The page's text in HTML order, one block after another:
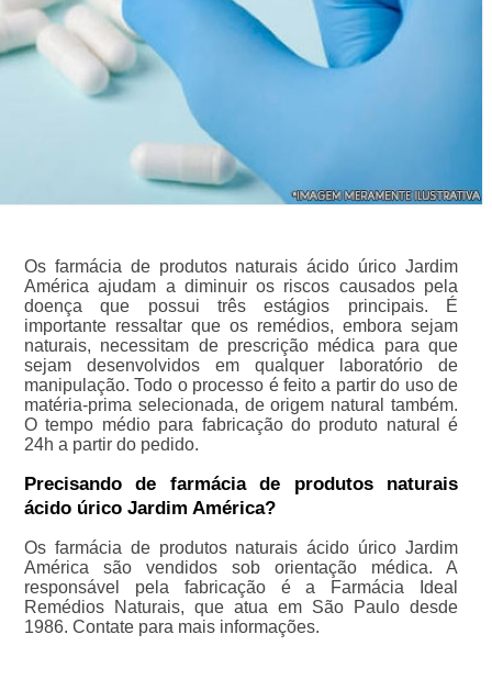
Os farmácia de produtos naturais ácido úrico Jardim
América ajudam a diminuir os riscos causados pela
doença que possui três estágios principais. É
importante ressaltar que os remédios, embora sejam
naturais, necessitam de prescrição médica para que
sejam desenvolvidos em qualquer laboratório de
manipulação. Todo o processo é feito a partir do uso de
matéria-prima selecionada, de origem natural também.
O tempo médio para fabricação do produto natural é
24h a partir do pedido.
Precisando de farmácia de produtos naturais
ácido úrico Jardim América?
Os farmácia de produtos naturais ácido úrico Jardim
América são vendidos sob orientação médica. A
responsável pela fabricação é a Farmácia Ideal
Remédios Naturais, que atua em São Paulo desde
1986. Contate para mais informações.